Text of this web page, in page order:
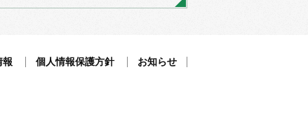
報 個人情報保護方針 お知らせ